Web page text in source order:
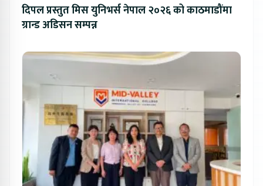
दिपल प्रस्तुत मिस युनिभर्स नेपाल २०२६ को काठमाडौंमा
ग्रान्ड अडिसन सम्पन्न